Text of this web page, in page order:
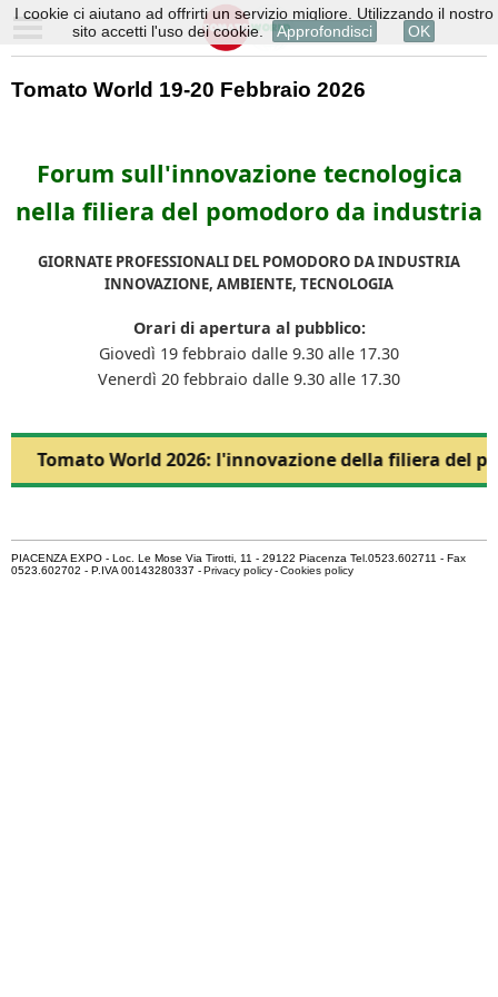
Tomato World 19-20 Febbraio 2026
Forum sull'innovazione tecnologica
nella filiera del pomodoro da industria
GIORNATE PROFESSIONALI DEL POMODORO DA INDUSTRIA
INNOVAZIONE, AMBIENTE, TECNOLOGIA
Orari di apertura al pubblico:
Giovedì 19 febbraio dalle 9.30 alle 17.30
Venerdì 20 febbraio dalle 9.30 alle 17.30
Tomato World 2026: l'innovazione della filiera del
PIACENZA EXPO - Loc. Le Mose Via Tirotti, 11 - 29122 Piacenza Tel.0523.602711 - Fax
0523.602702 - P.IVA 00143280337 -Privacy policy-Cookies policy
I cookie ci aiutano ad offrirti un servizio migliore. Utilizzando il nostro
sito accetti l'uso dei cookie.
Approfondisci OK